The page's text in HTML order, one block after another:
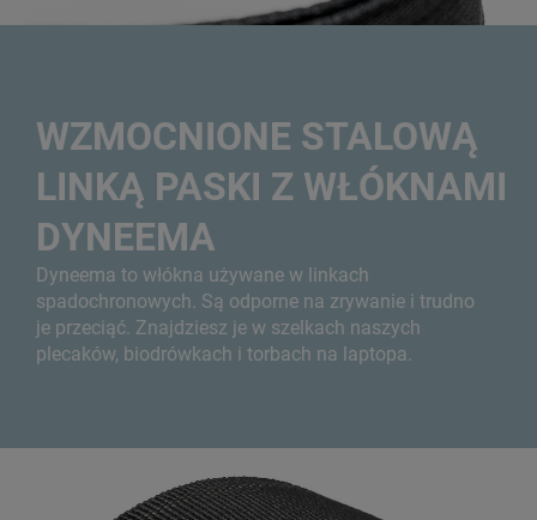
WZMOCNIONE STALOWĄ
LINKĄ PASKI Z WŁÓKNAMI
DYNEEMA
Dyneema to włókna używane w linkach
spadochronowych. Są odporne na zrywanie i trudno
je przeciąć. Znajdziesz je w szelkach naszych
plecaków, biodrówkach i torbach na laptopa.